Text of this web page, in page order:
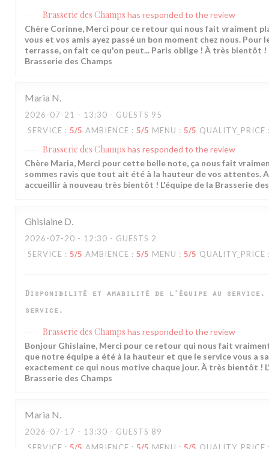
Brasserie des Champs has responded to the review
Chère Corinne, Merci pour ce retour qui nous fait vraiment
vous et vos amis ayez passé un bon moment chez nous. Pour
terrasse, on fait ce qu'on peut... Paris oblige ! À très bientôt !
Brasserie des Champs
Maria N
2026-07-21 - 13:30 - GUESTS 95
SERVICE : 5/5 AMBIENCE : 5/5 MENU : 5/5 QUALITY_PRICE
Brasserie des Champs has responded to the review
Chère Maria, Merci pour cette belle note, ça nous fait
sommes ravis que tout ait été à la hauteur de vos attentes.
accueillir à nouveau très bientôt ! L'équipe de la Brasserie
Ghislaine D
2026-07-20 - 12:30 - GUESTS 2
SERVICE : 5/5 AMBIENCE : 5/5 MENU : 5/5 QUALITY_PRICE
Disponibilité et amabilité de l'équipe au service.
service.
Brasserie des Champs has responded to the review
Bonjour Ghislaine, Merci pour ce retour qui nous fait
que notre équipe a été à la hauteur et que le service vous a
exactement ce qui nous motive chaque jour. À très bientôt !
Brasserie des Champs
Maria N
2026-07-17 - 13:30 - GUESTS 89